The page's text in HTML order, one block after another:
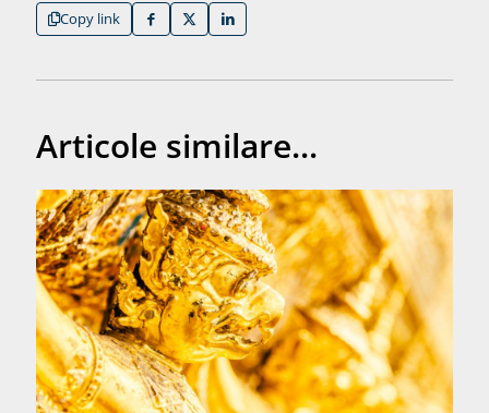
Copy link
Articole similare...